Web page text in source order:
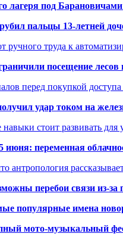
лагеря под
пальцы 13-летней
ручного труда к
посещение лесов
перед покупкой
удар током на
стоит развивать
июня: переменная
антропология
перебои связи из-за
популярные имена
мото-музыкальный